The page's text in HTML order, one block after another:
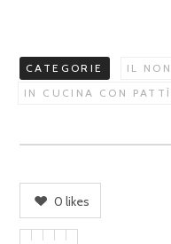
CATEGORIE
IL
IN CUCINA CON
0 likes